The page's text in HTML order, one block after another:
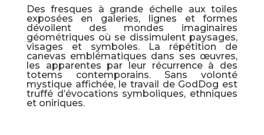
Des fresques à grande échelle aux toiles
exposées en galeries, lignes et formes
dévoilent des mondes imaginaires
géométriques où se dissimulent paysages,
visages et symboles. La répétition de
canevas emblématiques dans ses œuvres,
les apparentes par leur récurrence à des
totems contemporains. Sans volonté
mystique affichée, le travail de GodDog est
truffé d’évocations symboliques, ethniques
et oniriques.